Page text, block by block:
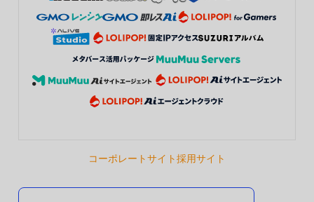
コーポレートサイト採用サイト